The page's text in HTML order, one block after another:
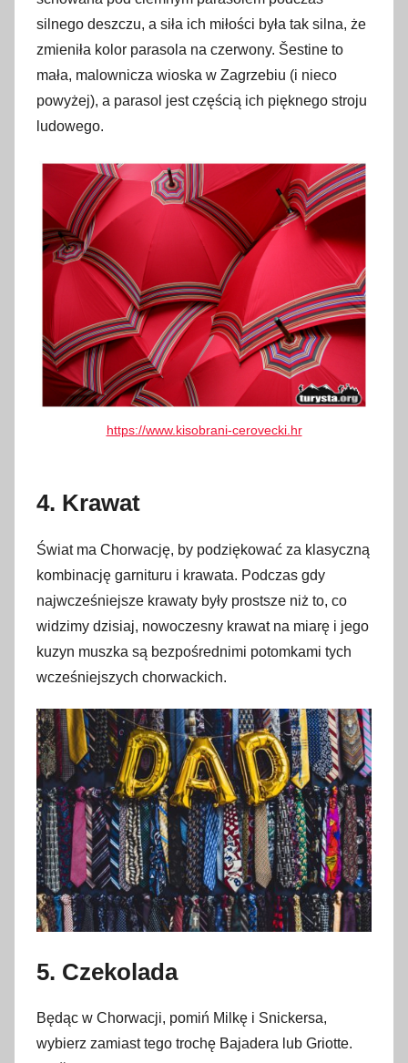
silnego deszczu, a siła ich miłości była tak silna, że ​​
zmieniła kolor parasola na czerwony. Šestine to
mała, malownicza wioska w Zagrzebiu (i nieco
powyżej), a parasol jest częścią ich pięknego stroju
ludowego.
https://www.kisobrani-cerovecki.hr
4. Krawat
Świat ma Chorwację, by podziękować za klasyczną
kombinację garnituru i krawata. Podczas gdy
najwcześniejsze krawaty były prostsze niż to, co
widzimy dzisiaj, nowoczesny krawat na miarę i jego
kuzyn muszka są bezpośrednimi potomkami tych
wcześniejszych chorwackich.
5. Czekolada
Będąc w Chorwacji, pomiń Milkę i Snickersa,
wybierz zamiast tego trochę Bajadera lub Griotte.